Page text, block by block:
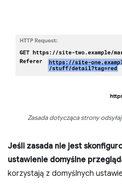
Zasada dotycząca strony
Jeśli zasada nie jest
ustawienie domyślne
korzystają z domyślnych